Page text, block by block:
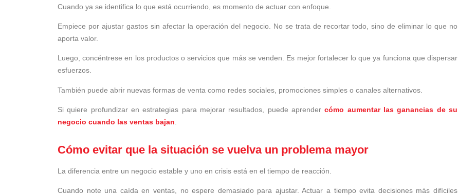
Cuando ya se identifica lo que está ocurriendo, es momento de actuar con enfoque.
Empiece por ajustar gastos sin afectar la operación del negocio. No se trata de recortar todo, sino de eliminar lo que no
aporta valor.
Luego, concéntrese en los productos o servicios que más se venden. Es mejor fortalecer lo que ya funciona que dispersar
esfuerzos.
También puede abrir nuevas formas de venta como redes sociales, promociones simples o canales alternativos.
Si quiere profundizar en estrategias para mejorar resultados, puede aprendercómo aumentar las ganancias de su
negocio cuando las ventas bajan.
Cómo evitar que la situación se vuelva un problema mayor
La diferencia entre un negocio estable y uno en crisis está en el tiempo de reacción.
Cuando note una caída en ventas, no espere demasiado para ajustar. Actuar a tiempo evita decisiones más difíciles